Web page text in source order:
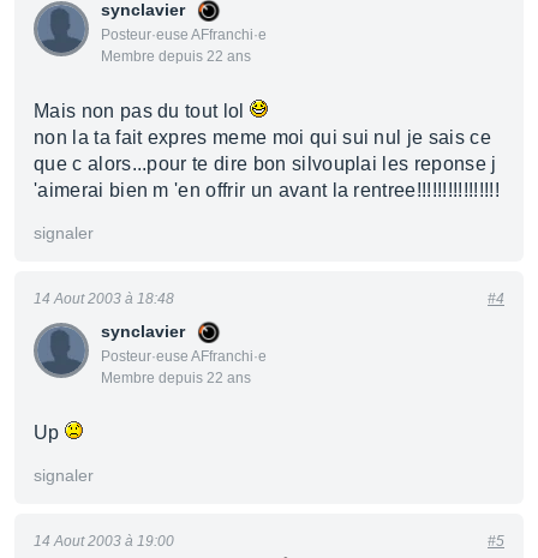
synclavier
Posteur·euse AFfranchi·e
Membre depuis 22 ans
Mais non pas du tout lol
non la ta fait expres meme moi qui sui nul je sais ce
que c alors...pour te dire bon silvouplai les reponse j
'aimerai bien m 'en offrir un avant la rentree!!!!!!!!!!!!!!!!
signaler
synclavier
Posteur·euse AFfranchi·e
Membre depuis 22 ans
14 Aout 2003 à 18:48 #4
Up
signaler
14 Aout 2003 à 19:00 #5